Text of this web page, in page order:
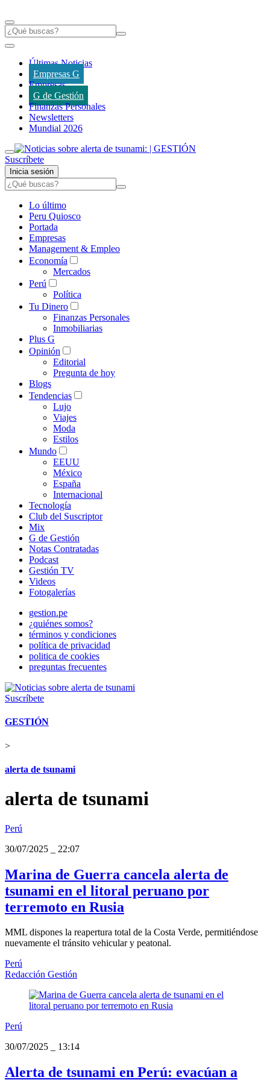
Últimas Noticias
Empresas G
Empresas
G de Gestión
Finanzas Personales
Newsletters
Mundial 2026
Suscríbete
Inicia sesión
Lo último
Peru Quiosco
Portada
Empresas
Management & Empleo
Economía
Mercados
Perú
Política
Tu Dinero
Finanzas Personales
Inmobiliarias
Plus G
Opinión
Editorial
Pregunta de hoy
Blogs
Tendencias
Lujo
Viajes
Moda
Estilos
Mundo
EEUU
México
España
Internacional
Tecnología
Club del Suscriptor
Mix
G de Gestión
Notas Contratadas
Podcast
Gestión TV
Videos
Fotogalerías
gestion.pe
¿quiénes somos?
términos y condiciones
política de privacidad
politica de cookies
preguntas frecuentes
Suscríbete
GESTIÓN
>
alerta de tsunami
alerta de tsunami
Perú
30/07/2025
22:07
Marina de Guerra cancela alerta de
tsunami en el litoral peruano por
terremoto en Rusia
MML dispones la reapertura total de la Costa Verde, permitiéndose
nuevamente el tránsito vehicular y peatonal.
Perú
Redacción Gestión
Perú
30/07/2025
13:14
Alerta de tsunami en Perú: evacúan a